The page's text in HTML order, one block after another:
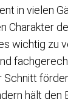
in vielen
Charakter
wichtig zu
Schnitt
hält den